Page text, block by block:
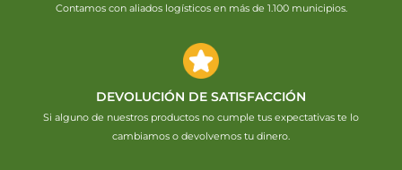
Contamos con aliados logísticos en más de 1.100 municipios.
DEVOLUCIÓN DE SATISFACCIÓN
Si alguno de nuestros productos no cumple tus expectativas te lo
cambiamos o devolvemos tu dinero.